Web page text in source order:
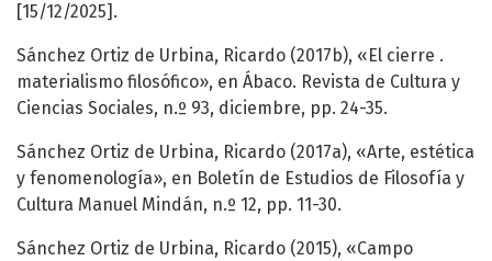
[15/12/2025].
Sánchez Ortiz de Urbina, Ricardo (2017b), «El cierre .
materialismo filosófico», en Ábaco. Revista de Cultura y
Ciencias Sociales, n.º 93, diciembre, pp. 24-35.
Sánchez Ortiz de Urbina, Ricardo (2017a), «Arte, estética
y fenomenología», en Boletín de Estudios de Filosofía y
Cultura Manuel Mindán, n.º 12, pp. 11-30.
Sánchez Ortiz de Urbina, Ricardo (2015), «Campo